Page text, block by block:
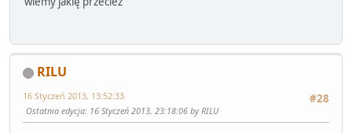
RILU
#28
16 Styczeń 2013, 13:52:33
Ostatnia edycja: 16 Styczeń 2013, 23:18:06 by RILU